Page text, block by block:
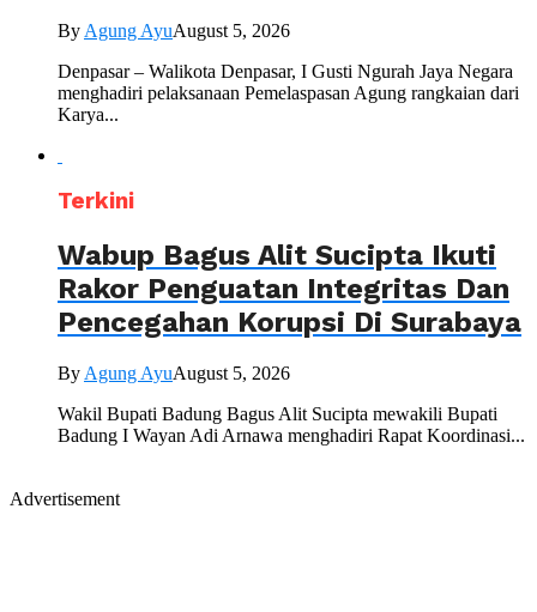
By Agung AyuAugust 5, 2026
Denpasar – Walikota Denpasar, I Gusti Ngurah Jaya Negara
menghadiri pelaksanaan Pemelaspasan Agung rangkaian dari
Karya...
Terkini
Wabup Bagus Alit Sucipta Ikuti
Rakor Penguatan Integritas Dan
Pencegahan Korupsi Di Surabaya
By Agung AyuAugust 5, 2026
Wakil Bupati Badung Bagus Alit Sucipta mewakili Bupati
Badung I Wayan Adi Arnawa menghadiri Rapat Koordinasi...
Advertisement